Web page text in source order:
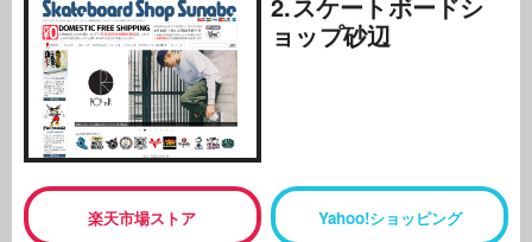
ョップ砂辺
楽天市場ストア Yahoo!ショッピング